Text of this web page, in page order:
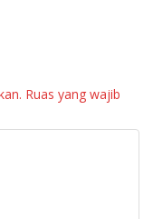
Ruas yang wajib